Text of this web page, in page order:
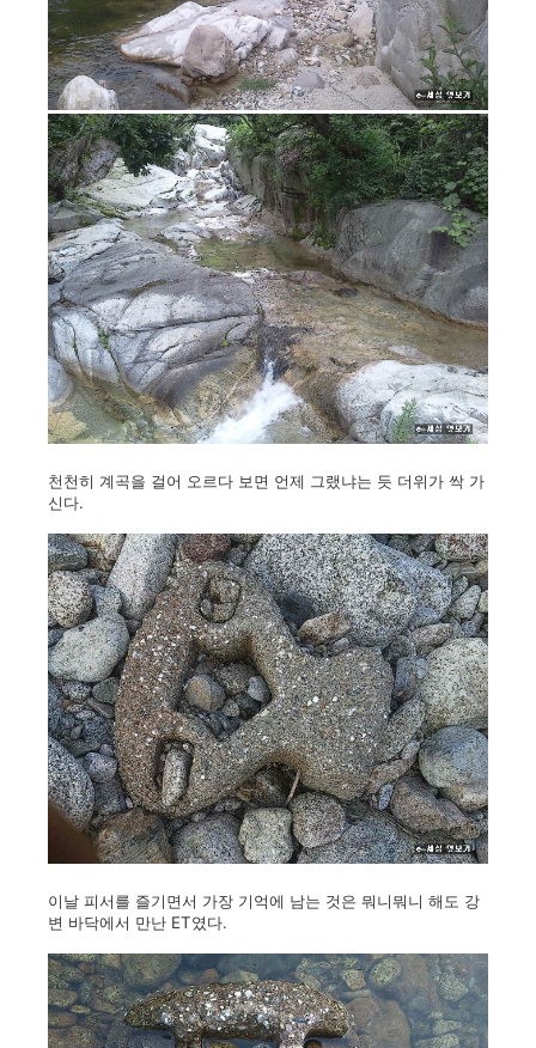
천천히 계곡을 걸어 오르다 보면 언제 그랬냐는 듯 더위가 싹 가
신다.
이날 피서를 즐기면서 가장 기억에 남는 것은 뭐니뭐니 해도 강
변 바닥에서 만난 ET였다.